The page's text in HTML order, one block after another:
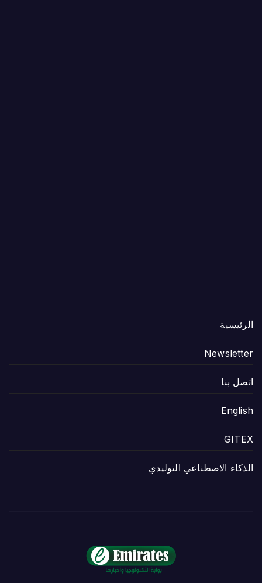
الرئيسية
Newsletter
اتصل بنا
English
GITEX
الذكاء الاصطناعي التوليدي